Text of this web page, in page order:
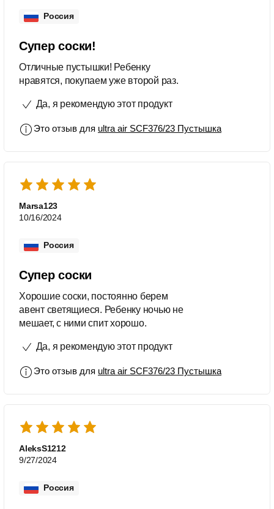
Россия
Супер соски!
Отличные пустышки! Ребенку
нравятся, покупаем уже второй раз.
Да, я рекомендую этот продукт
Это отзыв для ultra air SCF376/23 Пустышка
Marsa123
10/16/2024
Россия
Супер соски
Хорошие соски, постоянно берем
авент светящиеся. Ребенку ночью не
мешает, с ними спит хорошо.
Да, я рекомендую этот продукт
Это отзыв для ultra air SCF376/23 Пустышка
AleksS1212
9/27/2024
Россия